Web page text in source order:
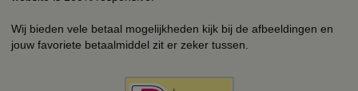
Wij bieden vele betaal mogelijkheden kijk bij de afbeeldingen en
jouw favoriete betaalmiddel zit er zeker tussen.